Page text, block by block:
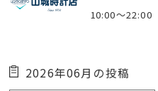
10:00～22:00
2026年06月の投稿